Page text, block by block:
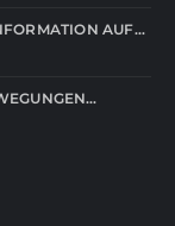
AUF…